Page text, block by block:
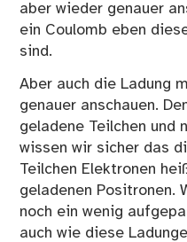
aber wieder genauer
ein Coulomb eben
sind.
Aber auch die Ladung
genauer anschauen.
geladene Teilchen und
wissen wir sicher das
Teilchen Elektronen
geladenen Positronen.
noch ein wenig
auch wie diese